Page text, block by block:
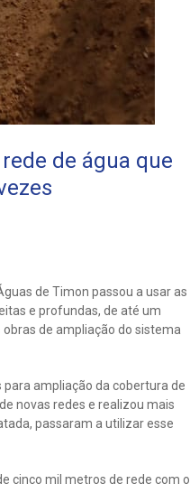
de água que
de Timon passou a usar as
e profundas, de até um
de ampliação do sistema
ampliação da cobertura de
novas redes e realizou mais
passaram a utilizar esse
cinco mil metros de rede com o